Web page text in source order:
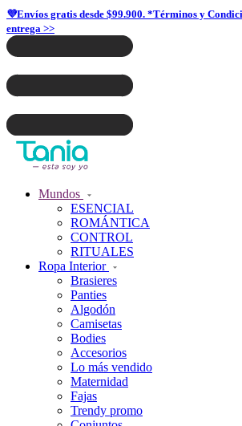
💜Envíos gratis desde $99.900. *Términos y
entrega >>
Mundos
ESENCIAL
ROMÁNTICA
CONTROL
RITUALES
Ropa Interior
Brasieres
Panties
Algodón
Camisetas
Bodies
Accesorios
Lo más vendido
Maternidad
Fajas
Trendy promo